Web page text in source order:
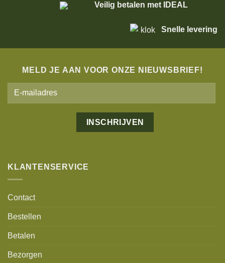
Veilig betalen met IDEAL
Snelle levering
MELD JE AAN VOOR ONZE NIEUWSBRIEF!
KLANTENSERVICE
Contact
Bestellen
Betalen
Bezorgen